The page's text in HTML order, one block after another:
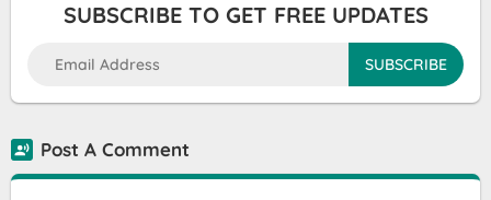
SUBSCRIBE TO GET FREE UPDATES
Post A Comment